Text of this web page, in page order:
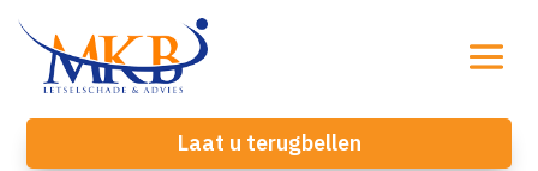
Laat u terugbellen